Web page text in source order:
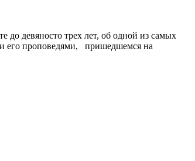
девяносто трех лет, об одной из самых
и его проповедями, пришедшемся на